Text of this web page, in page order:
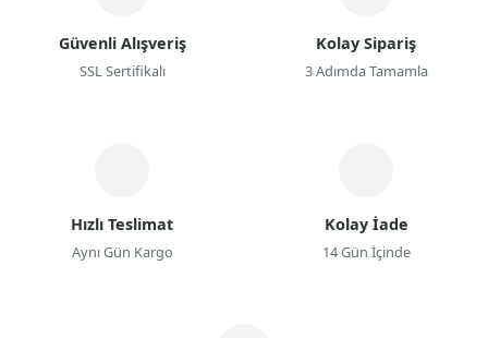
Güvenli Alışveriş
SSL Sertifikalı
Kolay Sipariş
3 Adımda Tamamla
Hızlı Teslimat
Aynı Gün Kargo
Kolay İade
14 Gün İçinde